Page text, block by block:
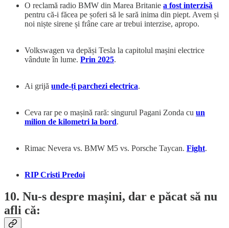
O reclamă radio BMW din Marea Britanie a fost interzisă
pentru că-i făcea pe șoferi să le sară inima din piept. Avem și
noi niște sirene și frâne care ar trebui interzise, apropo.
Volkswagen va depăși Tesla la capitolul mașini electrice
vândute în lume. Prin 2025.
Ai grijă unde-ți parchezi electrica.
Ceva rar pe o mașină rară: singurul Pagani Zonda cu un
milion de kilometri la bord.
Rimac Nevera vs. BMW M5 vs. Porsche Taycan. Fight.
RIP Cristi Predoi
10. Nu-s despre mașini, dar e păcat să nu
afli că: